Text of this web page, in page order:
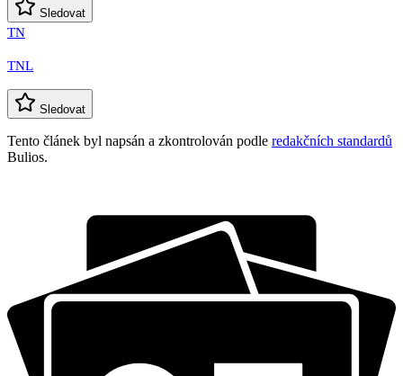
Sledovat
TN
TNL
Sledovat
Tento článek byl napsán a zkontrolován podle redakčních standardů
Bulios.